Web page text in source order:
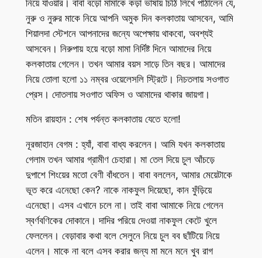
নিয়ে যাওয়ার। বাবা বড়ো মামাকে কড়া ভাষায় চিঠি লিখে পাঠালেন যে,
নুরু ও নুরুর মাকে নিয়ে আপনি অমুক দিন কলকাতায় আসবেন, আমি
শিয়ালদা স্টেশনে আপনাদের জন্যে অপেক্ষায় থাকবো, অবশ্যই
আসবেন। নিরুপায় হয়ে বড়ো মামা নির্দিষ্ট দিনে আমাদের নিয়ে
কলকাতায় গেলেন। তখন আমার বয়স সাড়ে তিন বছর। আমাদের
নিয়ে তোলা হলো ১১ নম্বর ওয়েলেসলি স্ট্রিটে। নিচতলায় সওগাত
প্রেস। দোতলায় সওগাত অফিস ও আমাদের থাকার জায়গা।
মতিন রায়হান : শেষ পর্যন্ত কলকাতায় যেতে হলো!
নূরজাহান বেগম : হ্যাঁ, বাবা বাধ্য করলেন। আমি যখন কলকাতায়
গেলাম তখন আমার গ্রামীণ চেহারা। মা তেল দিয়ে চুল আঁচড়ে
দুপাশে শিংয়ের মতো বেণী বাঁধতেন। বাবা বললেন, আমার মেয়েটাকে
ভূত করে এনেছো কেন? নাকে নাকফুল দিয়েছো, কান ফুঁড়িয়ে
এনেছো। এসব এখানে চলে না। তাই বাবা আমাকে নিয়ে গেলেন
স্বর্ণবণিকের দোকানে। দাদির পরিয়ে দেওয়া নাকফুল কেটে খুলে
ফেললেন। বেড়াবার কথা বলে সেলুনে নিয়ে চুল বব ছাঁটিয়ে নিয়ে
এলেন। মাকে না বলে এসব করার জন্য মা মনে মনে খুব রাগ